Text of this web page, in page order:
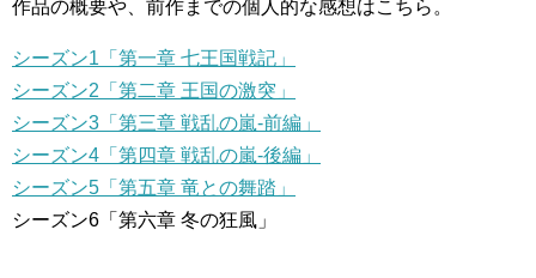
作品の概要や、前作までの個人的な感想はこちら。
シーズン1「第一章 七王国戦記」
シーズン2「第二章 王国の激突」
シーズン3「第三章 戦乱の嵐-前編」
シーズン4「第四章 戦乱の嵐-後編」
シーズン5「第五章 竜との舞踏」
シーズン6「第六章 冬の狂風」